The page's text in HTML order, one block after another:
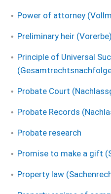
Power of attorney
Preliminary heir (Vorerbe)
Principle of Universal
Probate Court
Probate Records
Probate research
Promise to make a gift
Property law